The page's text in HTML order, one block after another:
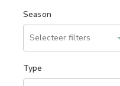
Season
Type